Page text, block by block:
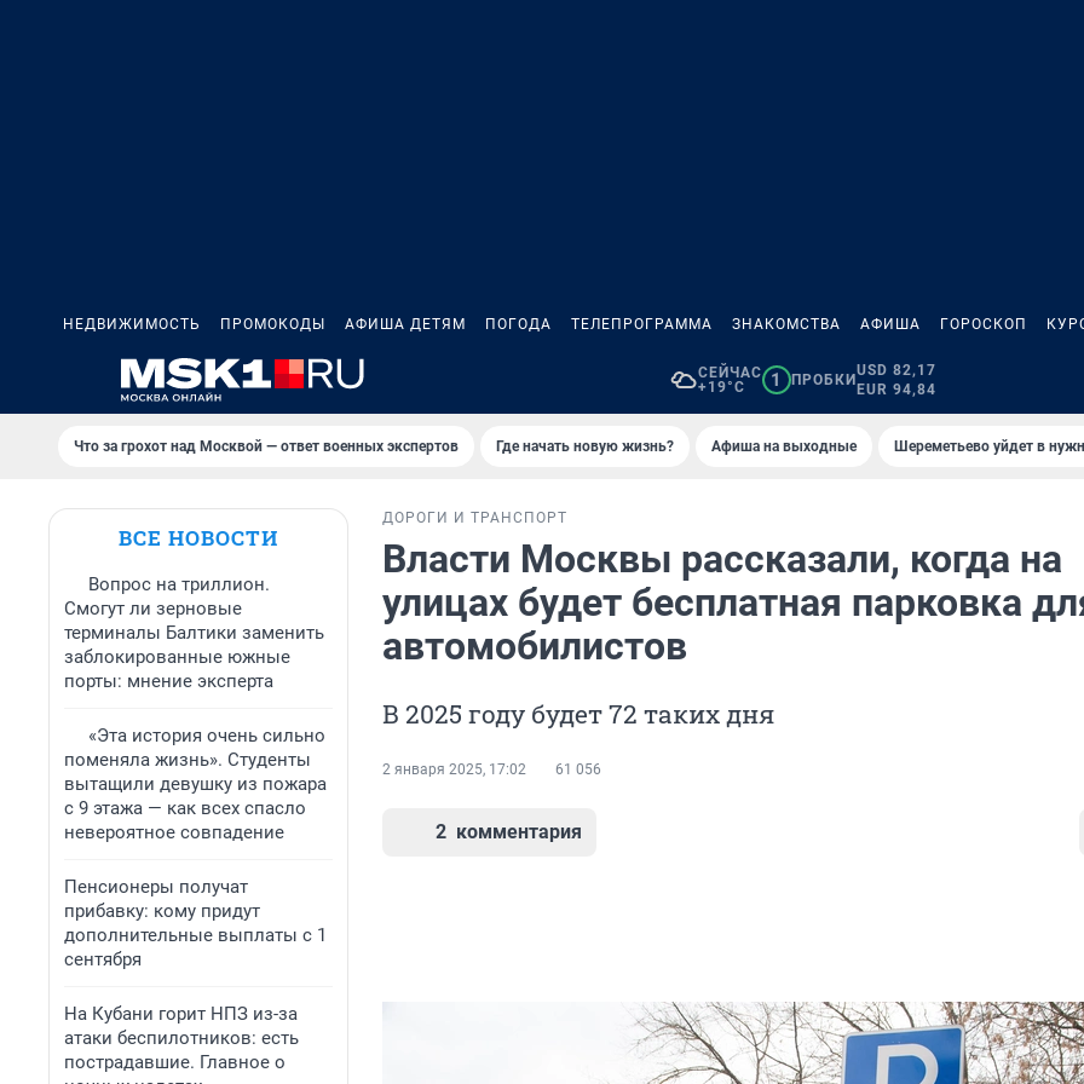
НЕДВИЖИМОСТЬ ПРОМОКОДЫ АФИША ДЕТЯМ ПОГОДА ТЕЛЕПРОГРАММА ЗНАКОМСТВА АФИША ГОРОСКОП
СЕЙЧАС
+19°C
1 ПРОБКИ
USD 82,17
EUR 94,84
Что за грохот над Москвой — ответ военных экспертов Где начать новую жизнь? Афиша на выходные Шереметьево уйдет в
ВСЕ НОВОСТИ
Вопрос на триллион.
Смогут ли зерновые
терминалы Балтики заменить
заблокированные южные
порты: мнение эксперта
«Эта история очень сильно
поменяла жизнь». Студенты
вытащили девушку из пожара
с 9 этажа — как всех спасло
невероятное совпадение
Пенсионеры получат
прибавку: кому придут
дополнительные выплаты с 1
сентября
На Кубани горит НПЗ из-за
атаки беспилотников: есть
пострадавшие. Главное о
ДОРОГИ И ТРАНСПОРТ
Власти Москвы рассказали, когда на
улицах будет бесплатная парковка
автомобилистов
В 2025 году будет 72 таких дня
2 января 2025, 17:02 61 056
2 комментария